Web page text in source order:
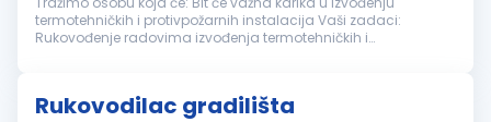
termotehničkih i protivpožarnih instalacija Vaši zadaci:
Rukovođenje radovima izvođenja termotehničkih i
Rukovodilac gradilišta